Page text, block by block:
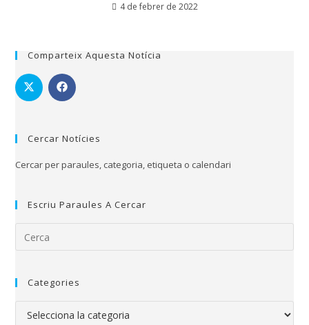
4 de febrer de 2022
Comparteix Aquesta Notícia
Cercar Notícies
Cercar per paraules, categoria, etiqueta o calendari
Escriu Paraules A Cercar
Categories